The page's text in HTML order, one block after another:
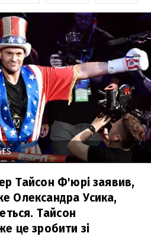
Тайсон Ф'юрі заявив,
Олександра Усика,
Тайсон
це зробити зі